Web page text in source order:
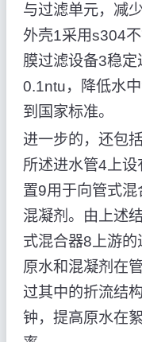
与过滤单元，减
外壳1采用s304
膜过滤设备3稳
0.1ntu，降低水
到国家标准。
进一步的，还包
所述进水管4上
置9用于向管式
混凝剂。由上述
式混合器8上游的
原水和混凝剂在
过其中的折流结
钟，提高原水在